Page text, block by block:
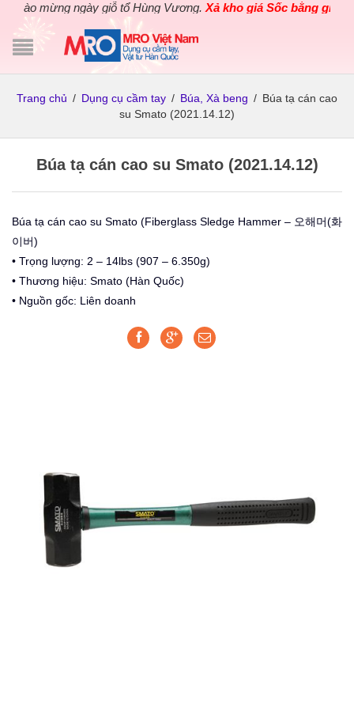
mừng ngày giỗ tổ Hùng Vương.Xả kho giá Sốc bằng giá Gốc
Trang chủ / Dụng cụ cầm tay / Búa, Xà beng / Búa tạ cán cao
su Smato (2021.14.12)
Búa tạ cán cao su Smato (2021.14.12)
Búa tạ cán cao su Smato (Fiberglass Sledge Hammer – 오해머(화
이버)
• Trọng lượng: 2 – 14lbs (907 – 6.350g)
• Thương hiệu: Smato (Hàn Quốc)
• Nguồn gốc: Liên doanh